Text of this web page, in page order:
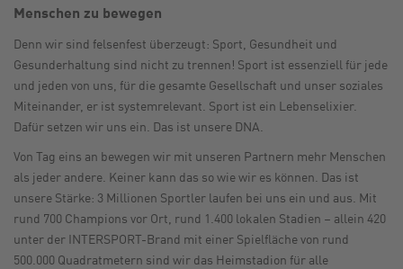
Menschen zu bewegen
Denn wir sind felsenfest überzeugt: Sport, Gesundheit und
Gesunderhaltung sind nicht zu trennen! Sport ist essenziell für jede
und jeden von uns, für die gesamte Gesellschaft und unser soziales
Miteinander, er ist systemrelevant. Sport ist ein Lebenselixier.
Dafür setzen wir uns ein. Das ist unsere DNA.
Von Tag eins an bewegen wir mit unseren Partnern mehr Menschen
als jeder andere. Keiner kann das so wie wir es können. Das ist
unsere Stärke: 3 Millionen Sportler laufen bei uns ein und aus. Mit
rund 700 Champions vor Ort, rund 1.400 lokalen Stadien – allein 420
unter der INTERSPORT-Brand mit einer Spielfläche von rund
500.000 Quadratmetern sind wir das Heimstadion für alle